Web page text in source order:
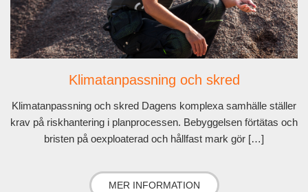
Klimatanpassning och skred
Klimatanpassning och skred Dagens komplexa samhälle ställer
krav på riskhantering i planprocessen. Bebyggelsen förtätas och
bristen på oexploaterad och hållfast mark gör […]
MER INFORMATION